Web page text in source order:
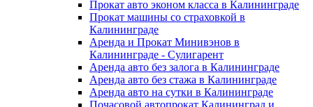
Прокат авто эконом класса в Калининграде
Прокат машины со страховкой в
Калининграде
Аренда и Прокат Минивэнов в
Калининграде - Сулигарент
Аренда авто без залога в Калининграде
Аренда авто без стажа в Калининграде
Аренда авто на сутки в Калининграде
Почасовой автопрокат Калининград и